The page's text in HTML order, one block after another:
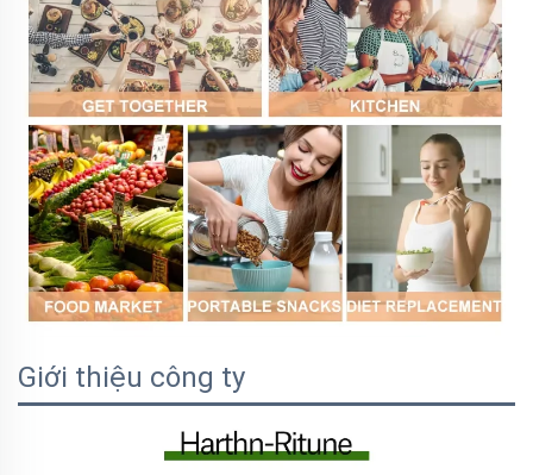
Giới thiệu công ty